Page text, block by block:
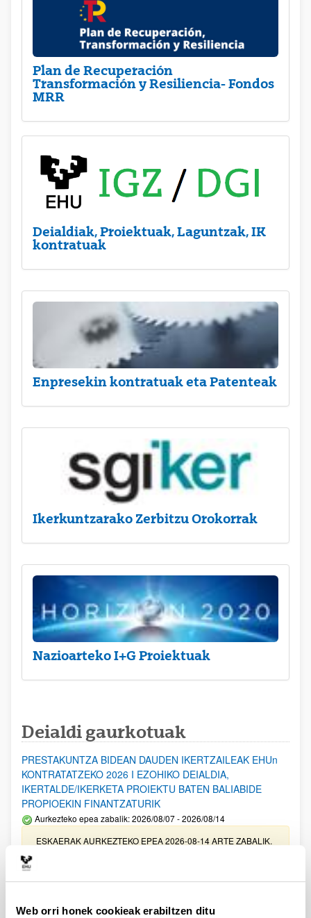
Web orri honek cookieak erabiltzen ditu
Plan de Recuperación
Transformación y Resiliencia- Fondos
MRR
Deialdiak, Proiektuak, Laguntzak, IK
kontratuak
Enpresekin kontratuak eta Patenteak
Ikerkuntzarako Zerbitzu Orokorrak
Nazioarteko I+G Proiektuak
Deialdi gaurkotuak
PRESTAKUNTZA BIDEAN DAUDEN IKERTZAILEAK EHUn
KONTRATATZEKO 2026 I EZOHIKO DEIALDIA,
IKERTALDE/IKERKETA PROIEKTU BATEN BALIABIDE
PROPIOEKIN FINANTZATURIK
Aurkezteko epea zabalik: 2026/08/07 - 2026/08/14
ESKAERAK AURKEZTEKO EPEA 2026-08-14 ARTE ZABALIK.
UPV/EHUn Azpiegitura Zientifikoa eta Funts Bibliografikoak